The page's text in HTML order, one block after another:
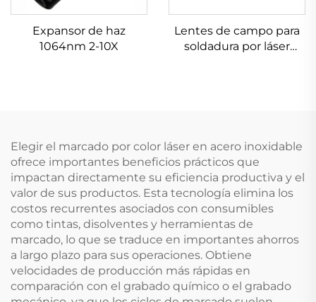
Expansor de haz
1064nm 2-10X
Lentes de campo para
soldadura por láser
Elegir el marcado por color láser en acero inoxidable
ofrece importantes beneficios prácticos que
impactan directamente su eficiencia productiva y el
valor de sus productos. Esta tecnología elimina los
costos recurrentes asociados con consumibles
como tintas, disolventes y herramientas de
marcado, lo que se traduce en importantes ahorros
a largo plazo para sus operaciones. Obtiene
velocidades de producción más rápidas en
comparación con el grabado químico o el grabado